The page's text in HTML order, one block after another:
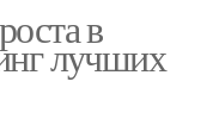
в
лучших